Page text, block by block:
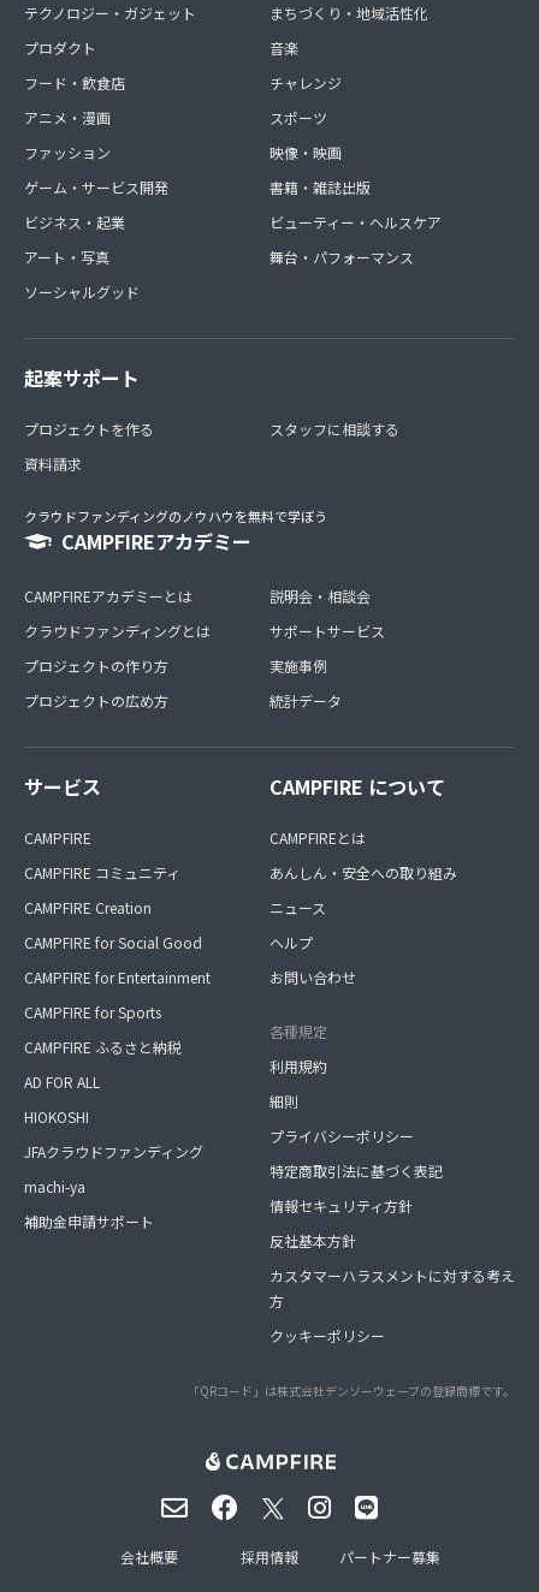
テクノロジー・ガジェット
プロダクト
フード・飲食店
アニメ・漫画
ファッション
ゲーム・サービス開発
ビジネス・起業
アート・写真
ソーシャルグッド
まちづくり・地域活性化
音楽
チャレンジ
スポーツ
映像・映画
書籍・雑誌出版
ビューティー・ヘルスケア
舞台・パフォーマンス
起案サポート
プロジェクトを作る
資料請求
スタッフに相談する
クラウドファンディングのノウハウを無料で学ぼう
CAMPFIREアカデミー
CAMPFIREアカデミーとは
クラウドファンディングとは
プロジェクトの作り方
プロジェクトの広め方
説明会・相談会
サポートサービス
実施事例
統計データ
サービス
CAMPFIRE
CAMPFIRE コミュニティ
CAMPFIRE Creation
CAMPFIRE for Social Good
CAMPFIRE for Entertainment
CAMPFIRE for Sports
CAMPFIRE ふるさと納税
AD FOR ALL
HIOKOSHI
JFAクラウドファンディング
machi-ya
補助金申請サポート
CAMPFIRE について
CAMPFIREとは
あんしん・安全への取り組み
ニュース
ヘルプ
お問い合わせ
各種規定
利用規約
細則
プライバシーポリシー
特定商取引法に基づく表記
情報セキュリティ方針
反社基本方針
カスタマーハラスメントに対する考え
方
クッキーポリシー
「QRコード」は株式会社デンソーウェーブの登録商標です。
会社概要 採用情報 パートナー募集